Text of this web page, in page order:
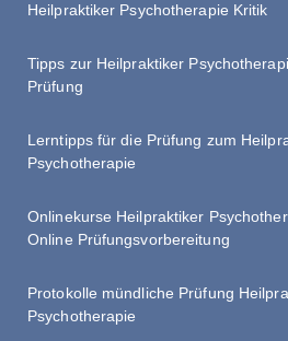
Heilpraktiker Psychotherapie Kritik
Tipps zur Heilpraktiker
Prüfung
Lerntipps für die Prüfung zum
Psychotherapie
Onlinekurse Heilpraktiker
Online Prüfungsvorbereitung
Protokolle mündliche Prüfung
Psychotherapie